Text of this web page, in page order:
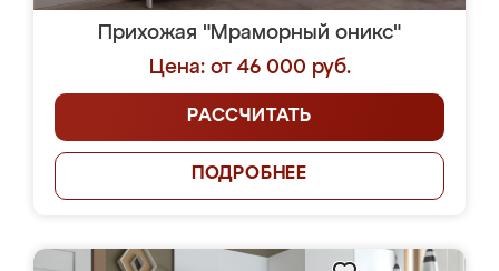
Прихожая "Мраморный оникс"
Цена: от 46 000 руб.
РАССЧИТАТЬ
ПОДРОБНЕЕ